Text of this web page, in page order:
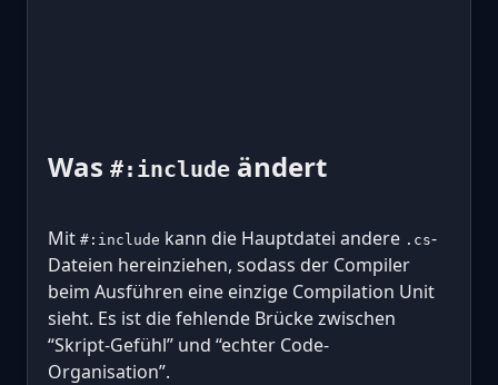
Was #:include ändert
Mit #:include kann die Hauptdatei andere .cs-
Dateien hereinziehen, sodass der Compiler
beim Ausführen eine einzige Compilation Unit
sieht. Es ist die fehlende Brücke zwischen
“Skript-Gefühl” und “echter Code-
Organisation”.